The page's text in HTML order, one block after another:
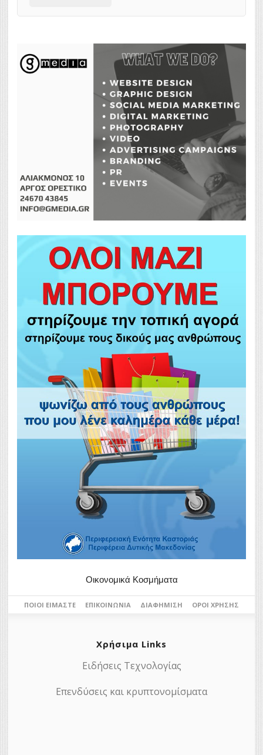
Οικονομικά Κοσμήματα
ΠΟΙΟΙ ΕΊΜΑΣΤΕ ΕΠΙΚΟΙΝΩΝΊΑ ΔΙΑΦΉΜΙΣΗ ΌΡΟΙ ΧΡΉΣΗΣ
Χρήσιμα Links
Ειδήσεις Τεχνολογίας
Επενδύσεις και κρυπτονομίσματα